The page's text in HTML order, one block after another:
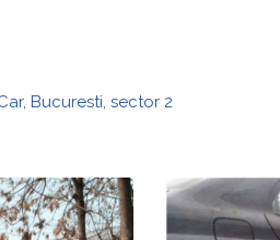
Bucuresti, sector 2